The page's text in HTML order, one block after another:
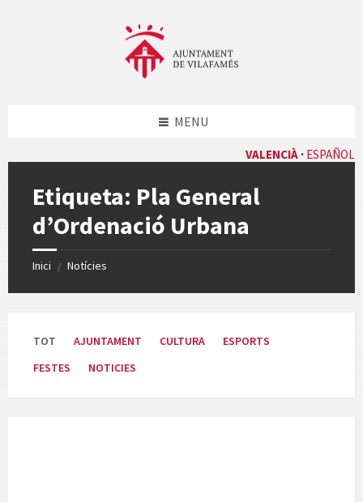
VALENCIÀ ESPAÑOL
MENU
Etiqueta: Pla General
d’Ordenació Urbana
Inici / Notícies
TOT AJUNTAMENT CULTURA
ESPORTS
FESTES
NOTICIES